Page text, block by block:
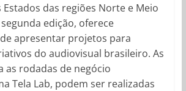
das regiões Norte e Meio
edição, oferece
apresentar projetos para
do audiovisual brasileiro. As
as rodadas de negócio
Tela Lab, podem ser realizadas